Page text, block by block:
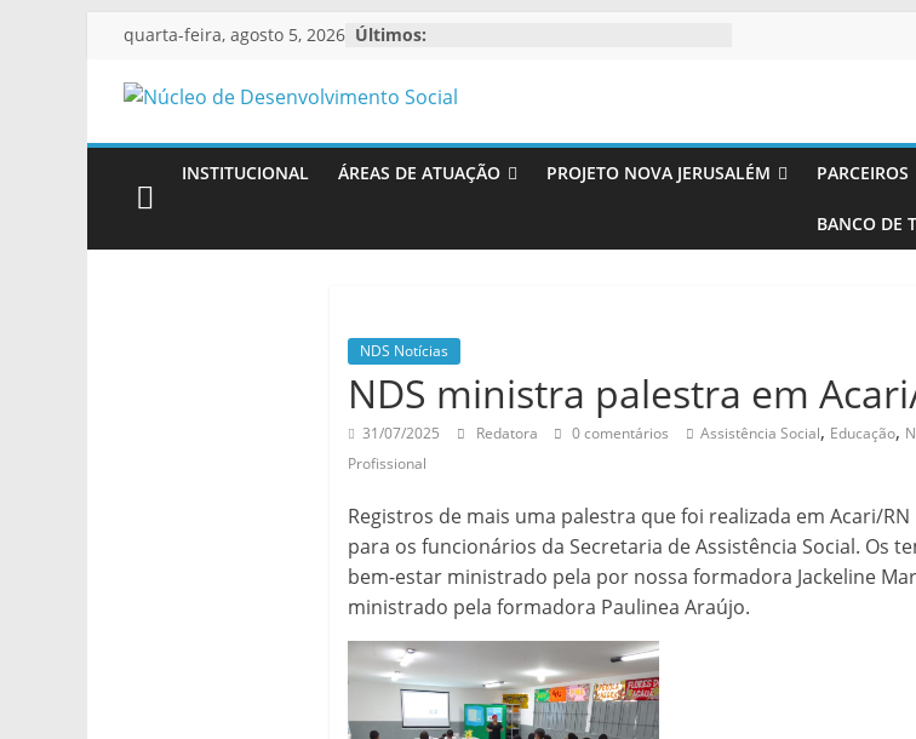
Pularquarta-feira, agosto 5, 2026 Últimos:
Núcleo
de
Desenvolvimento
INSTITUCIONAL ÁREAS DE ATUAÇÃO PROJETO NOVA JERUSALÉM PARCEIROS
BANCO DE
NDS Notícias
NDS ministra palestra em
31/07/2025 Redatora 0 comentários Assistência Social, Educação,
Profissional
Registros de mais uma palestra que foi realizada em Acari/RN
para os funcionários da Secretaria de Assistência Social. Os
bem-estar ministrado pela por nossa formadora Jackeline
ministrado pela formadora Paulinea Araújo.